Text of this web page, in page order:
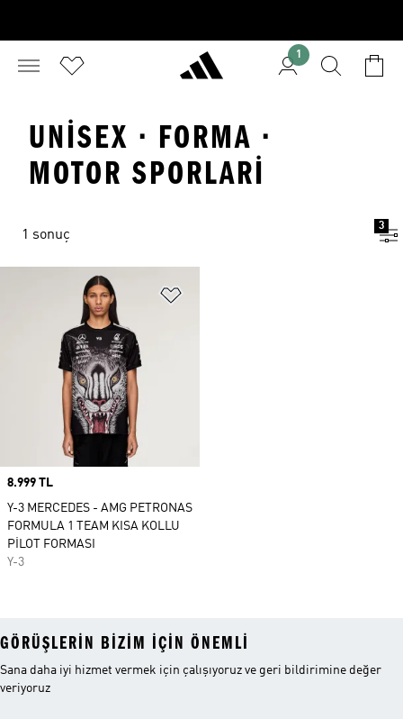
1
UNISEX · FORMA ·
MOTOR SPORLARI
1 sonuç
3
Price
8.999 TL
Y-3 MERCEDES - AMG PETRONAS
FORMULA 1 TEAM KISA KOLLU
PİLOT FORMASI
Y-3
GÖRÜŞLERIN BIZIM IÇIN ÖNEMLI
Sana daha iyi hizmet vermek için çalışıyoruz ve geri bildirimine değer
veriyoruz